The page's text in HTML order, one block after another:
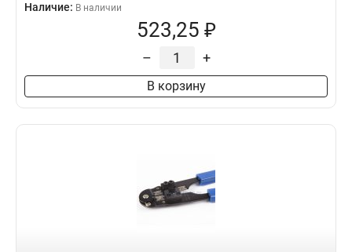
Наличие: В наличии
523,25 ₽
– +
В корзину